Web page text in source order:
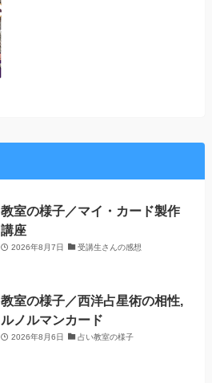
教室の様子／マイ・カード製作
講座
2026年8月7日 受講生さんの感想
教室の様子／西洋占星術の相性,
ルノルマンカード
2026年8月6日 占い教室の様子